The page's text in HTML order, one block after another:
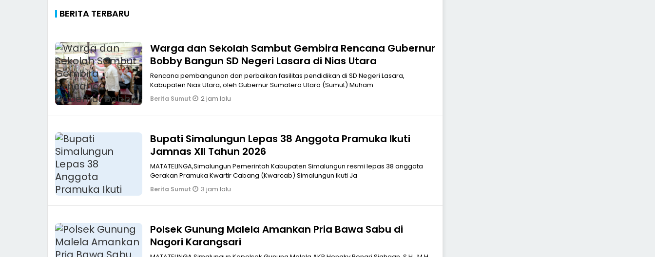
BERITA TERBARU
Warga dan Sekolah Sambut Gembira Rencana Gubernur
Bobby Bangun SD Negeri Lasara di Nias Utara
Rencana pembangunan dan perbaikan fasilitas pendidikan di SD Negeri Lasara,
Kabupaten Nias Utara, oleh Gubernur Sumatera Utara (Sumut) Muham
Berita Sumut 2 jam lalu
Bupati Simalungun Lepas 38 Anggota Pramuka Ikuti
Jamnas XII Tahun 2026
MATATELINGA,Simalungun Pemerintah Kabupaten Simalungun resmi lepas 38 anggota
Gerakan Pramuka Kwartir Cabang (Kwarcab) Simalungun ikuti Ja
Berita Sumut 3 jam lalu
Polsek Gunung Malela Amankan Pria Bawa Sabu di
Nagori Karangsari